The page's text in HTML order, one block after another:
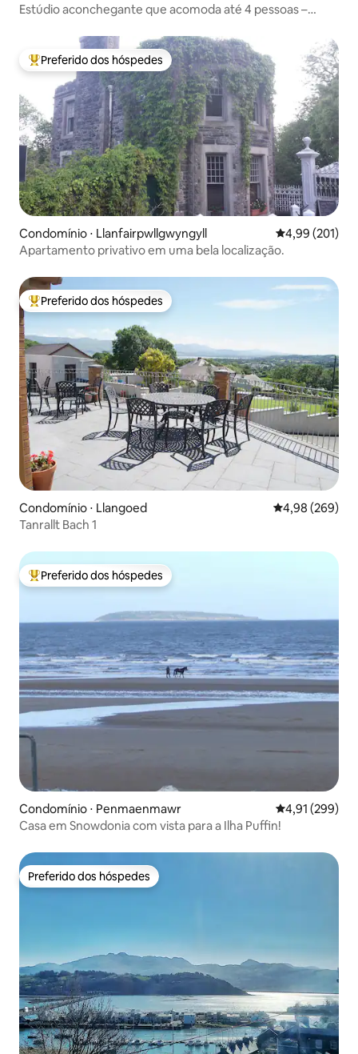
Estúdio aconchegante que acomoda até 4 pessoas –
Entre os melhores preferidos dos hóspedes
Preferido dos hóspedes
Condomínio ⋅ Llanfairpwllgwyngyll 4,99 de uma
4,99 (201)
Apartamento privativo em uma bela localização.
Entre os melhores preferidos dos hóspedes
Preferido dos hóspedes
Condomínio ⋅ Llangoed 4,98 de uma
4,98 (269)
Tanrallt Bach 1
Entre os melhores preferidos dos hóspedes
Preferido dos hóspedes
Condomínio ⋅ Penmaenmawr 4,91 de uma
4,91 (299)
Casa em Snowdonia com vista para a Ilha Puffin!
Preferido dos hóspedes
Preferido dos hóspedes